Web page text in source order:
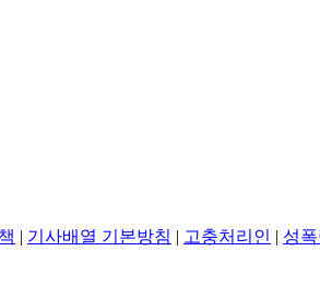
| 기사배열 기본방침 | 고충처리인 | 성폭